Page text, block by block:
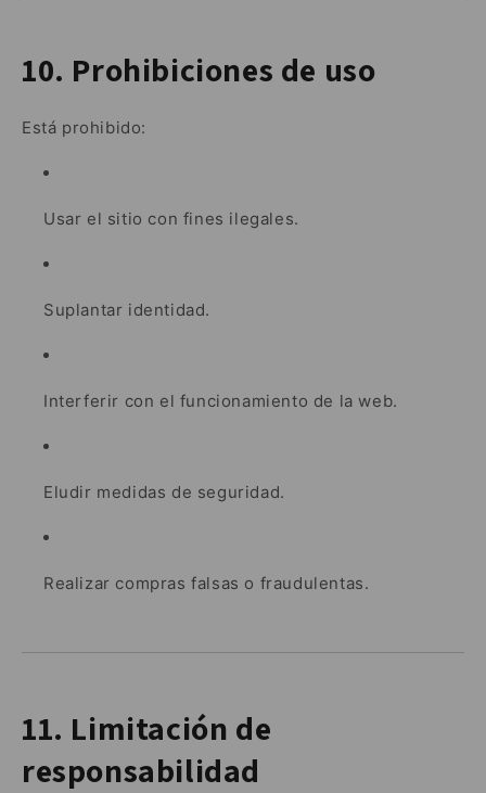
10. Prohibiciones de uso
Está prohibido:
Usar el sitio con fines ilegales.
Suplantar identidad.
Interferir con el funcionamiento de la web.
Eludir medidas de seguridad.
Realizar compras falsas o fraudulentas.
11. Limitación de
responsabilidad